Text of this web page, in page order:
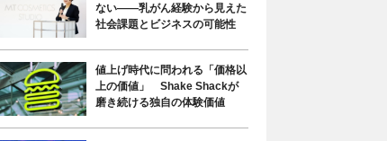
ない――乳がん経験から見えた
社会課題とビジネスの可能性
値上げ時代に問われる「価格以
上の価値」 Shake Shackが
磨き続ける独自の体験価値